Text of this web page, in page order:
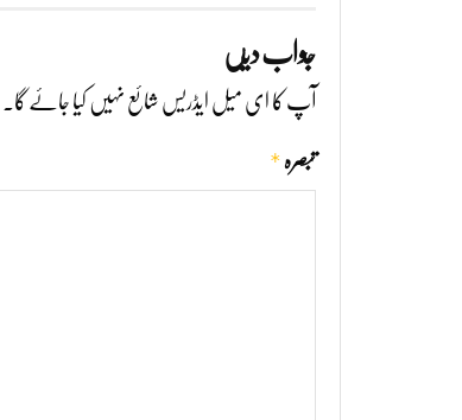
جواب دیں
آپ کا ای میل ایڈریس شائع نہیں کیا جائے گا۔
تبصرہ *